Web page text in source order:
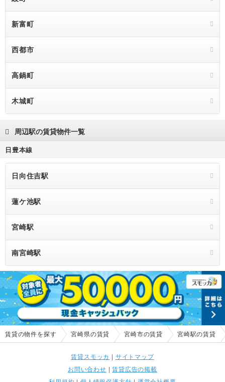
新富町
西都市
高鍋町
木城町
周辺駅の賃貸物件一覧
日豊本線
日向住吉駅
蓮ケ池駅
宮崎駅
南宮崎駅
賃貸の物件を探す 宮崎県の賃貸 宮崎市の賃貸 宮崎駅の賃貸
賃貸スモッカ | サイトマップ
お問い合わせ |賃貸広告の掲載